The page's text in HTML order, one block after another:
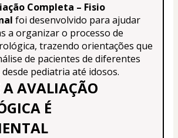
Completa – Fisio
foi desenvolvido para ajudar
a organizar o processo de
trazendo orientações que
de pacientes de diferentes
pediatria até idosos.
A AVALIAÇÃO
É